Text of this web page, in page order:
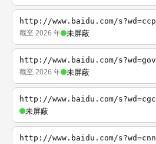
http://www.baidu.com/s?wd=ccp
截至 2026 年 未屏蔽
http://www.baidu.com/s?wd=gov
截至 2026 年 未屏蔽
http://www.baidu.com/s?wd=cgc
未屏蔽
http://www.baidu.com/s?wd=cnn